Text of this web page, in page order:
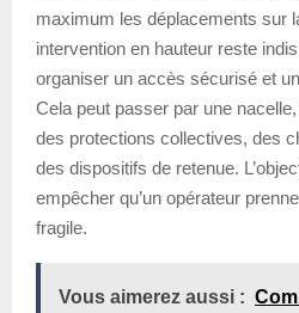
maximum les déplacements sur
intervention en hauteur reste
organiser un accès sécurisé et
Cela peut passer par une
des protections collectives, des
des dispositifs de retenue.
empêcher qu’un opérateur
fragile.
Vous aimerez aussi :